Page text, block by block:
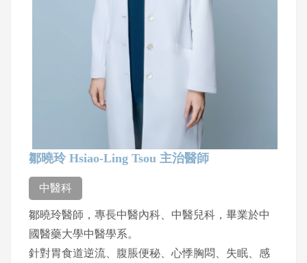
鄒曉玲 Hsiao-Ling Tsou 主治醫師
中醫科
鄒曉玲醫師，專長中醫內科、中醫兒科，畢業於中
國醫藥大學中醫學系。
針對胃食道逆流、腹脹便秘、心悸胸悶、失眠、感